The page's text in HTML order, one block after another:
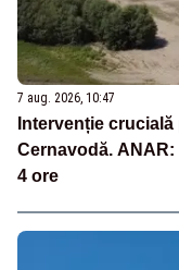
7 aug. 2026, 10:47
Intervenție
Cernavodă.
4 ore